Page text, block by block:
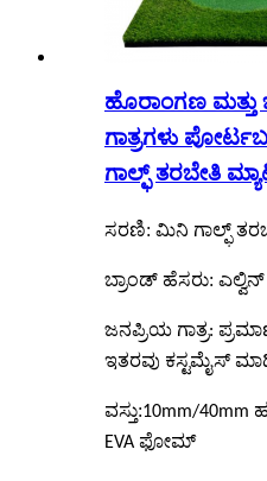
ಹೊರಾಂಗಣ
ಗಾತ್ರಗಳು
ಗಾಲ್ಫ್ ತರಬೇತಿ
ಸರಣಿ: ಮಿನಿ ಗಾಲ್ಫ್
ಬ್ರಾಂಡ್ ಹೆಸರು:
ಜನಪ್ರಿಯ ಗಾತ್ರ:
ಇತರವು ಕಸ್ಟಮೈಸ್
ವಸ್ತು:10mm/40mm
EVA ಫೋಮ್